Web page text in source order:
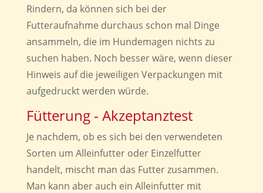
Rindern, da können sich bei der
Futteraufnahme durchaus schon mal Dinge
ansammeln, die im Hundemagen nichts zu
suchen haben. Noch besser wäre, wenn dieser
Hinweis auf die jeweiligen Verpackungen mit
aufgedruckt werden würde.
Fütterung - Akzeptanztest
Je nachdem, ob es sich bei den verwendeten
Sorten um Alleinfutter oder Einzelfutter
handelt, mischt man das Futter zusammen.
Man kann aber auch ein Alleinfutter mit